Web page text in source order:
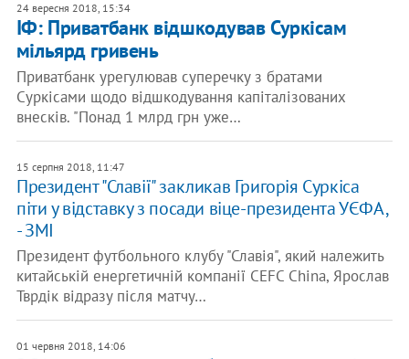
24 вересня 2018, 15:34
ІФ: Приватбанк відшкодував Суркісам
мільярд гривень
Приватбанк урегулював суперечку з братами
Суркісами щодо відшкодування капіталізованих
внесків. "Понад 1 млрд грн уже…
15 серпня 2018, 11:47
Президент "Славії" закликав Григорія Суркіса
піти у відставку з посади віце-президента УЄФА,
- ЗМІ
Президент футбольного клубу "Славія", який належить
китайській енергетичній компанії CEFC China, Ярослав
Тврдік відразу після матчу…
01 червня 2018, 14:06